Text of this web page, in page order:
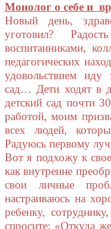
Монолог о себе
Новый день,
уготовил?
воспитанниками,
педагогических
удовольствием
сад… Дети ходят в
детский сад почти
работой, моим
всех людей,
Радуюсь первому
Вот я подхожу к
как внутренне
свои личные
настраиваюсь на
ребенку,
спросите: «Откуда